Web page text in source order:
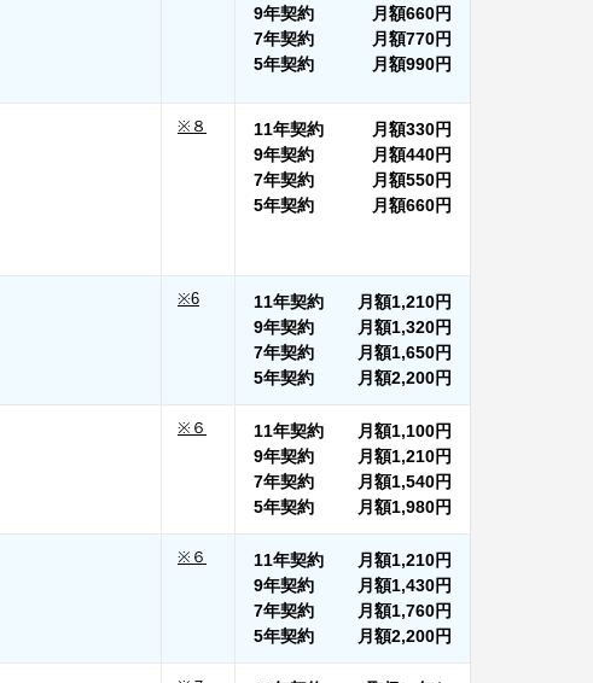
9年契約
月額660円
7年契約
月額770円
5年契約
月額990円
※８ 11年契約 月額330円
9年契約
月額440円
7年契約
月額550円
5年契約
月額660円
※6 11年契約 月額1,210円
9年契約
月額1,320円
7年契約
月額1,650円
5年契約
月額2,200円
※６ 11年契約 月額1,100円
9年契約
月額1,210円
7年契約
月額1,540円
5年契約
月額1,980円
※６ 11年契約 月額1,210円
9年契約
月額1,430円
7年契約
月額1,760円
5年契約
月額2,200円